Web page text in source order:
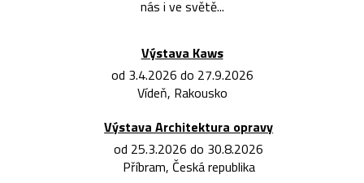
nás i ve světě...
Výstava Kaws
od 3.4.2026 do 27.9.2026
Vídeň, Rakousko
Výstava Architektura opravy
od 25.3.2026 do 30.8.2026
Příbram, Česká republika